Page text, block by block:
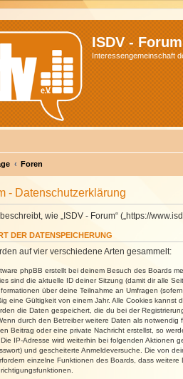
ISDV - Forum
Interessengemeinschaft
Foren
- Datenschutzerklärung
wie „ISDV - Forum“ („https://
DER DATENSPEICHERUNG
auf vier verschiedene Arten gesammelt:
phpBB erstellt bei deinem Besuch des Boards
sind die aktuelle ID deiner Sitzung (damit dir alle
über deine Teilnahme an Umfragen
eine Gültigkeit von einem Jahr. Alle Cookies kannst
die Daten gespeichert, die du bei der
durch den Betreiber weitere Daten als
Beitrag oder eine private Nachricht erstellst, so
IP-Adresse wird weiterhin bei folgenden Aktionen
und gescheiterte Anmeldeversuche. Die von
einzelne Funktionen des Boards, dass